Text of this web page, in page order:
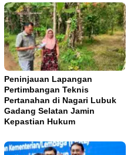
Peninjauan Lapangan
Pertimbangan Teknis
Pertanahan di Nagari Lubuk
Gadang Selatan Jamin
Kepastian Hukum